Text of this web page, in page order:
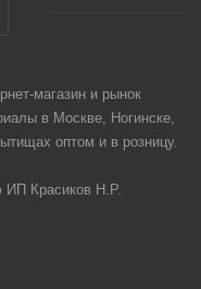
магазин и рынок
в Москве, Ногинске,
оптом и в розницу.
ИП Красиков Н.Р.